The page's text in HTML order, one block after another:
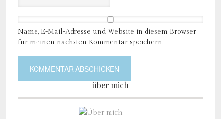
Name, E-Mail-Adresse und Website in diesem Browser
für meinen nächsten Kommentar speichern.
über mich